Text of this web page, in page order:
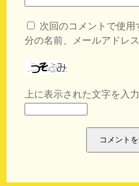
次回のコメントで使
分の名前、メールアドレ
上に表示された文字を入